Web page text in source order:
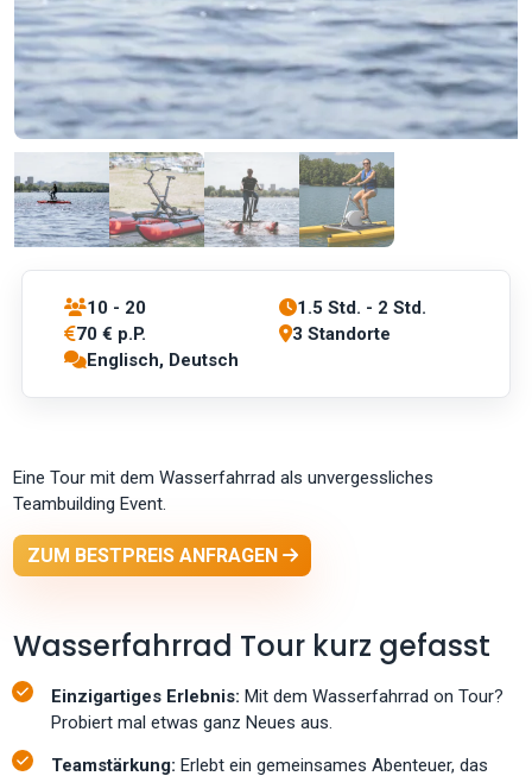
10 - 20
1.5 Std. - 2 Std.
70 € p.P.
3 Standorte
Englisch, Deutsch
Eine Tour mit dem Wasserfahrrad als unvergessliches
Teambuilding Event.
ZUM BESTPREIS ANFRAGEN
Wasserfahrrad Tour kurz gefasst
Einzigartiges Erlebnis: Mit dem Wasserfahrrad on Tour?
Probiert mal etwas ganz Neues aus.
Teamstärkung: Erlebt ein gemeinsames Abenteuer, das